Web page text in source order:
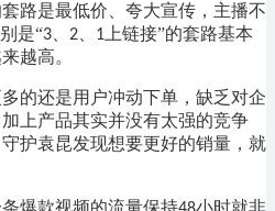
路是最低价、夸大宣传，主播不
是“3、 2、 1上链接”的套路基本
越高。
的还是用户冲动下单，缺乏对企
上产品其实并没有太强的竞争
护袁昆发现想要更好的销量，就